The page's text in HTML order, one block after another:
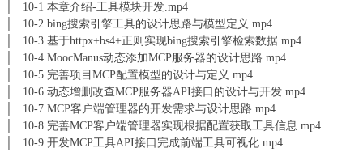
│ 10-1 本章介绍-工具模块开发.mp4
│ 10-2 bing搜索引擎工具的设计思路与模型定义.mp4
│ 10-3 基于httpx+bs4+正则实现bing搜索引擎检索数据.mp4
│ 10-4 MoocManus动态添加MCP服务器的设计思路.mp4
│ 10-5 完善项目MCP配置模型的设计与定义.mp4
│ 10-6 动态增删改查MCP服务器API接口的设计与开发.mp4
│ 10-7 MCP客户端管理器的开发需求与设计思路.mp4
│ 10-8 完善MCP客户端管理器实现根据配置获取工具信息.mp4
│ 10-9 开发MCP工具API接口完成前端工具可视化.mp4